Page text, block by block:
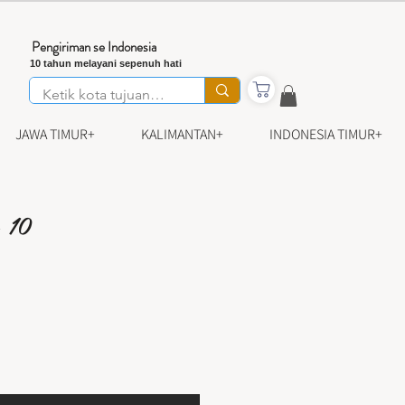
10 tahun melayani sepenuh hati
Pengiriman se Indonesia
JAWA TIMUR+ KALIMANTAN+ INDONESIA TIMUR+